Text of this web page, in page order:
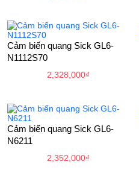
Cảm biến quang Sick GL6-
N1112S70
2,328,000₫
Cảm biến quang Sick GL6-
N6211
2,352,000₫